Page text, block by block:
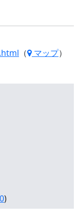
（ マップ）
)